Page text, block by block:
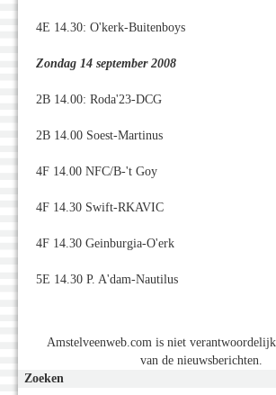
4E 14.30: O'kerk-Buitenboys
Zondag 14 september 2008
2B 14.00: Roda'23-DCG
2B 14.00 Soest-Martinus
4F 14.00 NFC/B-'t Goy
4F 14.30 Swift-RKAVIC
4F 14.30 Geinburgia-O'erk
5E 14.30 P. A'dam-Nautilus
Amstelveenweb.com is niet
van de nieuwsberichten.
Zoeken